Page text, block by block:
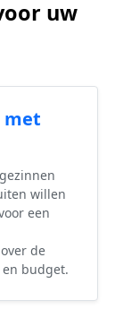
uw
met
willen
een
de
budget.